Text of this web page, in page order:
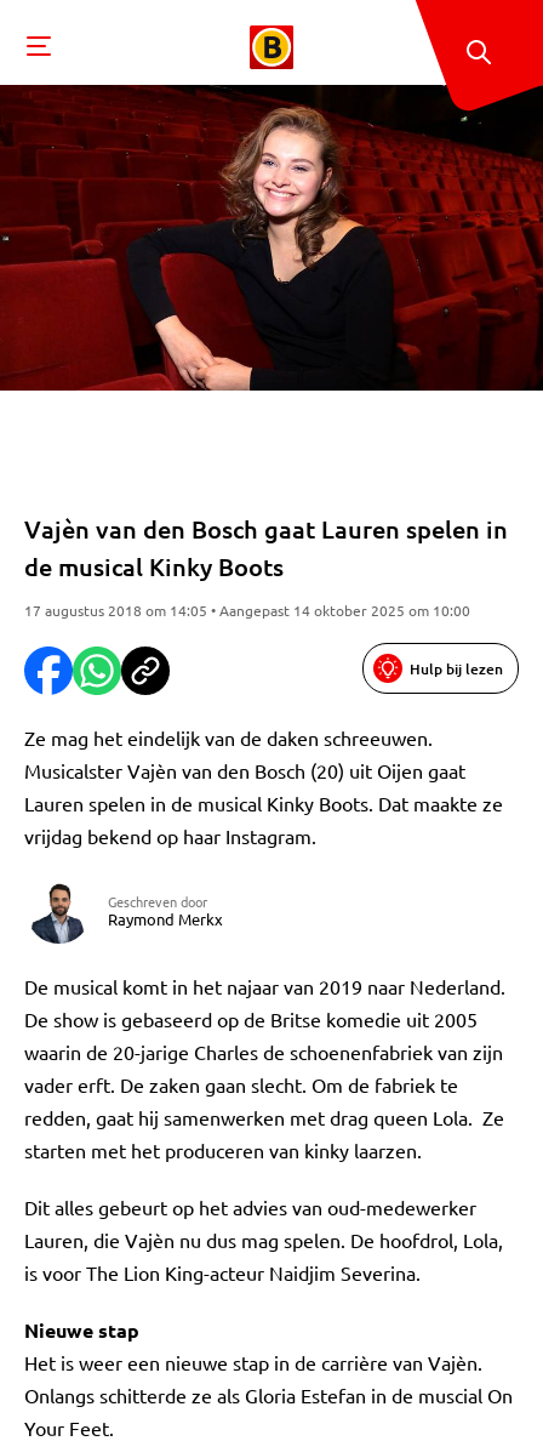
Vajèn van den Bosch gaat Lauren spelen in
de musical Kinky Boots
17 augustus 2018 om 14:05 • Aangepast 14 oktober 2025 om 10:00
Hulp bij lezen
Ze mag het eindelijk van de daken schreeuwen.
Musicalster Vajèn van den Bosch (20) uit Oijen gaat
Lauren spelen in de musical Kinky Boots. Dat maakte ze
vrijdag bekend op haar Instagram.
Geschreven door
Raymond Merkx
De musical komt in het najaar van 2019 naar Nederland.
De show is gebaseerd op de Britse komedie uit 2005
waarin de 20-jarige Charles de schoenenfabriek van zijn
vader erft. De zaken gaan slecht. Om de fabriek te
redden, gaat hij samenwerken met drag queen Lola. Ze
starten met het produceren van kinky laarzen.
Dit alles gebeurt op het advies van oud-medewerker
Lauren, die Vajèn nu dus mag spelen. De hoofdrol, Lola,
is voor The Lion King-acteur Naidjim Severina.
Nieuwe stap
Het is weer een nieuwe stap in de carrière van Vajèn.
Onlangs schitterde ze als Gloria Estefan in de muscial On
Your Feet.